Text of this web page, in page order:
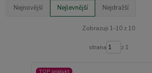
Nejnovější Nejlevnější Nejdražší
Zobrazuji 1-10 z 10
strana z 1
TOP produkt